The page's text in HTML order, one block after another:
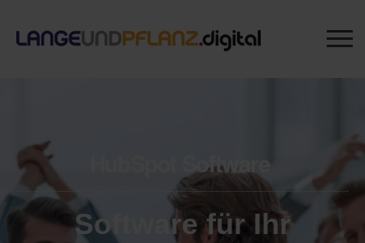
HubSpot Software
Software für Ihr